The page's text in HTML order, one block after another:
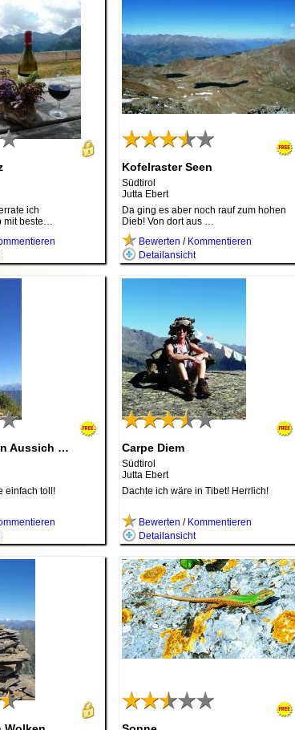
ich
mit beste…
Kofelraster Seen
Südtirol
Jutta Ebert
Da ging es aber noch rauf zum hohen
Dieb! Von dort aus …
Bewerten / Kommentieren
Detailansicht
Aussich …
einfach toll!
Carpe Diem
Südtirol
Jutta Ebert
Dachte ich wäre in Tibet! Herrlich!
Bewerten / Kommentieren
Detailansicht